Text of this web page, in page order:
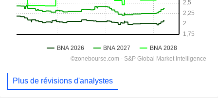
Plus de révisions d'analystes